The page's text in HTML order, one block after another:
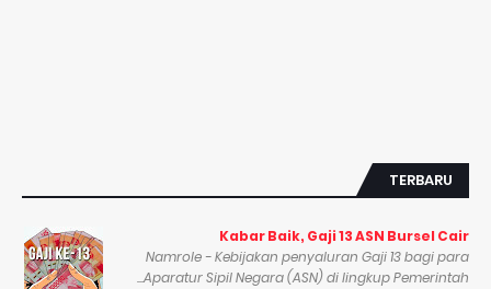
TERBARU
Kabar Baik, Gaji 13 ASN Bursel Cair
Namrole - Kebijakan penyaluran Gaji 13 bagi para
Aparatur Sipil Negara (ASN) di lingkup Pemerintah...